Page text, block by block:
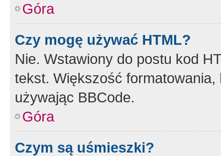
Góra
Czy mogę używać HTML?
Nie. Wstawiony do postu kod
tekst. Większość
używając BBCode.
Góra
Czym są uśmieszki?